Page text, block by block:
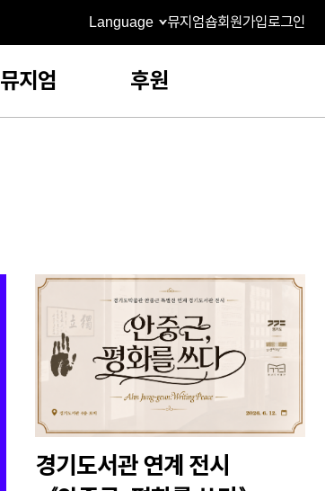
Language 뮤지엄숍회원가입로그인
뮤지엄 후원
경기도서관 연계 전시